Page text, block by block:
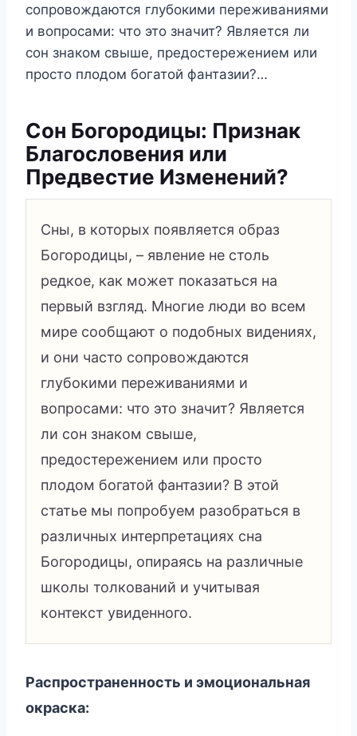
сопровождаются глубокими переживаниями
и вопросами: что это значит? Является ли
сон знаком свыше, предостережением или
просто плодом богатой фантазии?…
Сон Богородицы: Признак
Благословения или
Предвестие Изменений?
Сны, в которых появляется образ
Богородицы, – явление не столь
редкое, как может показаться на
первый взгляд. Многие люди во всем
мире сообщают о подобных видениях,
и они часто сопровождаются
глубокими переживаниями и
вопросами: что это значит? Является
ли сон знаком свыше,
предостережением или просто
плодом богатой фантазии? В этой
статье мы попробуем разобраться в
различных интерпретациях сна
Богородицы, опираясь на различные
школы толкований и учитывая
контекст увиденного.
Распространенность и эмоциональная
окраска: